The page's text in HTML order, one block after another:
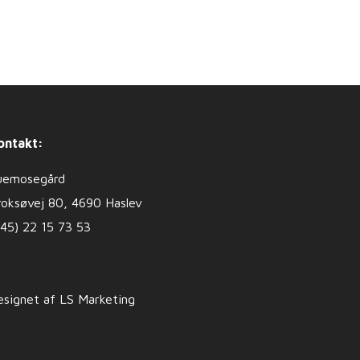
80, 4690 Haslev
22 15 73 53
af LS Marketing